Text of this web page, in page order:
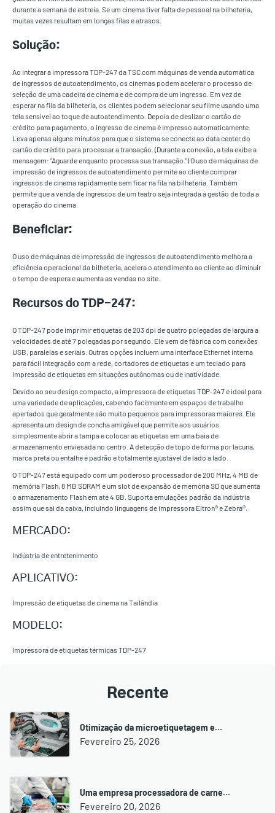
durante a semana de estreia. Se um cinema tiver falta de pessoal na bilheteria,
muitas vezes resultam em longas filas e atrasos.
Solução:
Ao integrar a impressora TDP-247 da TSC com máquinas de venda automática
de ingressos de autoatendimento, os cinemas podem acelerar o processo de
seleção de uma cadeira de cinema e de compra de um ingresso. Em vez de
esperar na fila da bilheteria, os clientes podem selecionar seu filme usando uma
tela sensível ao toque de autoatendimento. Depois de deslizar o cartão de
crédito para pagamento, o ingresso de cinema é impresso automaticamente.
Leva apenas alguns minutos para que o sistema se conecte ao data center do
cartão de crédito para processar a transação. (Durante a conexão, a tela exibe a
mensagem: "Aguarde enquanto processa sua transação.") O uso de máquinas de
impressão de ingressos de autoatendimento permite ao cliente comprar
ingressos de cinema rapidamente sem ficar na fila na bilheteria. Também
permite que a venda de ingressos de um teatro seja integrada à gestão de toda a
operação do cinema.
Beneficiar:
O uso de máquinas de impressão de ingressos de autoatendimento melhora a
eficiência operacional da bilheteria, acelera o atendimento ao cliente ao diminuir
o tempo de espera e aumenta as vendas no site.
Recursos do TDP-247:
O TDP-247 pode imprimir etiquetas de 203 dpi de quatro polegadas de largura a
velocidades de até 7 polegadas por segundo. Ele vem de fábrica com conexões
USB, paralelas e seriais. Outras opções incluem uma interface Ethernet interna
para fácil integração com a rede, cortadores de etiquetas e um teclado para
impressão de etiquetas em situações autônomas ou de inatividade.
Devido ao seu design compacto, a impressora de etiquetas TDP-247 é ideal para
uma variedade de aplicações, cabendo facilmente em espaços de trabalho
apertados que geralmente são muito pequenos para impressoras maiores. Ele
apresenta um design de concha amigável que permite aos usuários
simplesmente abrir a tampa e colocar as etiquetas em uma baia de
armazenamento enviesada no centro. A detecção de topo de forma por lacuna,
marca preta ou entalhe é padrão e totalmente ajustável de lado a lado.
O TDP-247 está equipado com um poderoso processador de 200 MHz, 4 MB de
memória Flash, 8 MB SDRAM e um slot de expansão de memória SD que aumenta
o armazenamento Flash em até 4 GB. Suporta emulações padrão da indústria
assim que sai da caixa, incluindo linguagens de impressora Eltron® e Zebra®.
MERCADO:
Indústria de entretenimento
APLICATIVO:
Impressão de etiquetas de cinema na Tailândia
MODELO:
Impressora de etiquetas térmicas TDP-247
Recente
Otimização da microetiquetagem e…
Fevereiro 25, 2026
Uma empresa processadora de carne…
Fevereiro 20, 2026